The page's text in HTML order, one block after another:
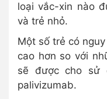
loại vắc-xin nào
và trẻ nhỏ.
Một số trẻ có
cao hơn so với
sẽ được cho sử
palivizumab.